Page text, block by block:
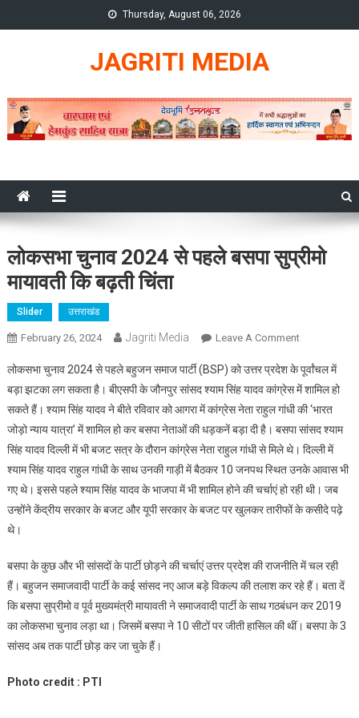
to
Thursday, August 06, 2026
JAGRITI MEDIA
लोकसभा चुनाव 2024 से पहले बसपा सुप्रीमो
मायावती कि बढ़ती चिंता
Slider उत्तराखंड
February 26, 2024 Jagriti Media Leave A CommentOn
चुनाव
2024
से
पहले
बसपा
सुप्रीमो
मायावती
कि
लोकसभा चुनाव 2024 से पहले बहुजन समाज पार्टी (BSP) को उत्तर प्रदेश के पूर्वांचल में
बड़ा झटका लग सकता है। बीएसपी के जौनपुर सांसद श्याम सिंह यादव कांग्रेस में शामिल हो
सकते हैं। श्याम सिंह यादव ने बीते रविवार को आगरा में कांग्रेस नेता राहुल गांधी की ‘भारत
जोड़ो न्याय यात्रा’ में शामिल हो कर बसपा नेताओं की धड़कनें बड़ा दी है। बसपा सांसद श्याम
सिंह यादव दिल्ली में भी बजट सत्र के दौरान कांग्रेस नेता राहुल गांधी से मिले थे। दिल्ली में
श्याम सिंह यादव राहुल गांधी के साथ उनकी गाड़ी में बैठकर 10 जनपथ स्थित उनके आवास भी
गए थे। इससे पहले श्याम सिंह यादव के भाजपा में भी शामिल होने की चर्चाएं हो रही थी। जब
उन्होंने केंद्रीय सरकार के बजट और यूपी सरकार के बजट पर खुलकर तारीफों के कसीदे पढ़े
थे।
बसपा के कुछ और भी सांसदों के पार्टी छोड़ने की चर्चाएं उत्तर प्रदेश की राजनीति में चल रही
हैं। बहुजन समाजवादी पार्टी के कई सांसद नए आज बड़े विकल्प की तलाश कर रहे हैं। बता दें
कि बसपा सुप्रीमो व पूर्व मुख्यमंत्री मायावती ने समाजवादी पार्टी के साथ गठबंधन कर 2019
का लोकसभा चुनाव लड़ा था। जिसमें बसपा ने 10 सीटों पर जीती हासिल की थीं। बसपा के 3
सांसद अब तक पार्टी छोड़ कर जा चुके हैं।
Photo credit : PTI